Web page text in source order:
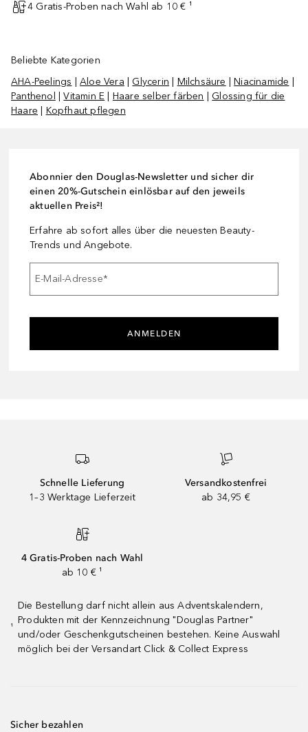
4 Gratis-Proben nach Wahl ab 10 € ¹
Beliebte Kategorien
AHA-Peelings |Aloe Vera Glycerin Milchsäure |Niacinamide
Panthenol
|Vitamin E Haare selber färben
Glossing für die
Haare
Kopfhaut pflegen
Abonnier den Douglas-Newsletter und sicher dir
einen 20%-Gutschein einlösbar auf den jeweils
aktuellen Preis²!
Erfahre ab sofort alles über die neuesten Beauty-
Trends und Angebote.
E-Mail-Adresse*
ANMELDEN
Schnelle Lieferung
1–3 Werktage Lieferzeit
Versandkostenfrei
ab 34,95 €
4 Gratis-Proben nach Wahl
ab 10 € ¹
¹
Die Bestellung darf nicht allein aus Adventskalendern,
Produkten mit der Kennzeichnung "Douglas Partner"
und/oder Geschenkgutscheinen bestehen. Keine Auswahl
möglich bei der Versandart Click & Collect Express
Sicher bezahlen